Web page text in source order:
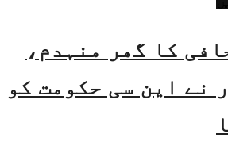
کا گھر منہدم،
نے این سی حکومت کو